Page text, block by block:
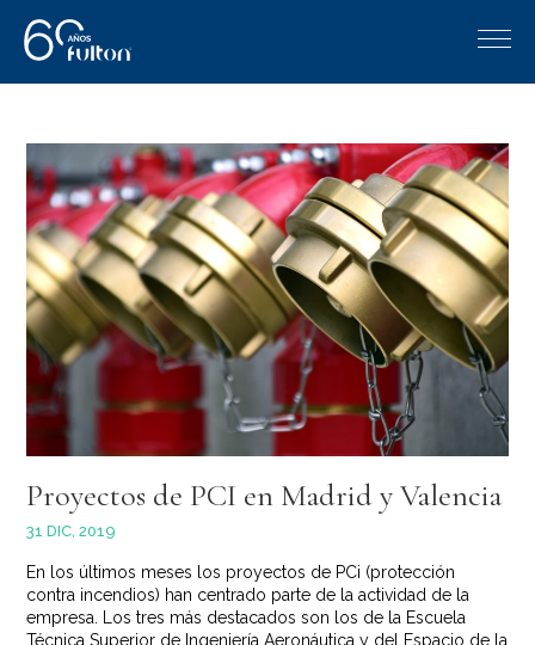
Proyectos de PCI en Madrid y Valencia
31 DIC, 2019
En los últimos meses los proyectos de PCi (protección
contra incendios) han centrado parte de la actividad de la
empresa. Los tres más destacados son los de la Escuela
Técnica Superior de Ingeniería Aeronáutica y del Espacio de la